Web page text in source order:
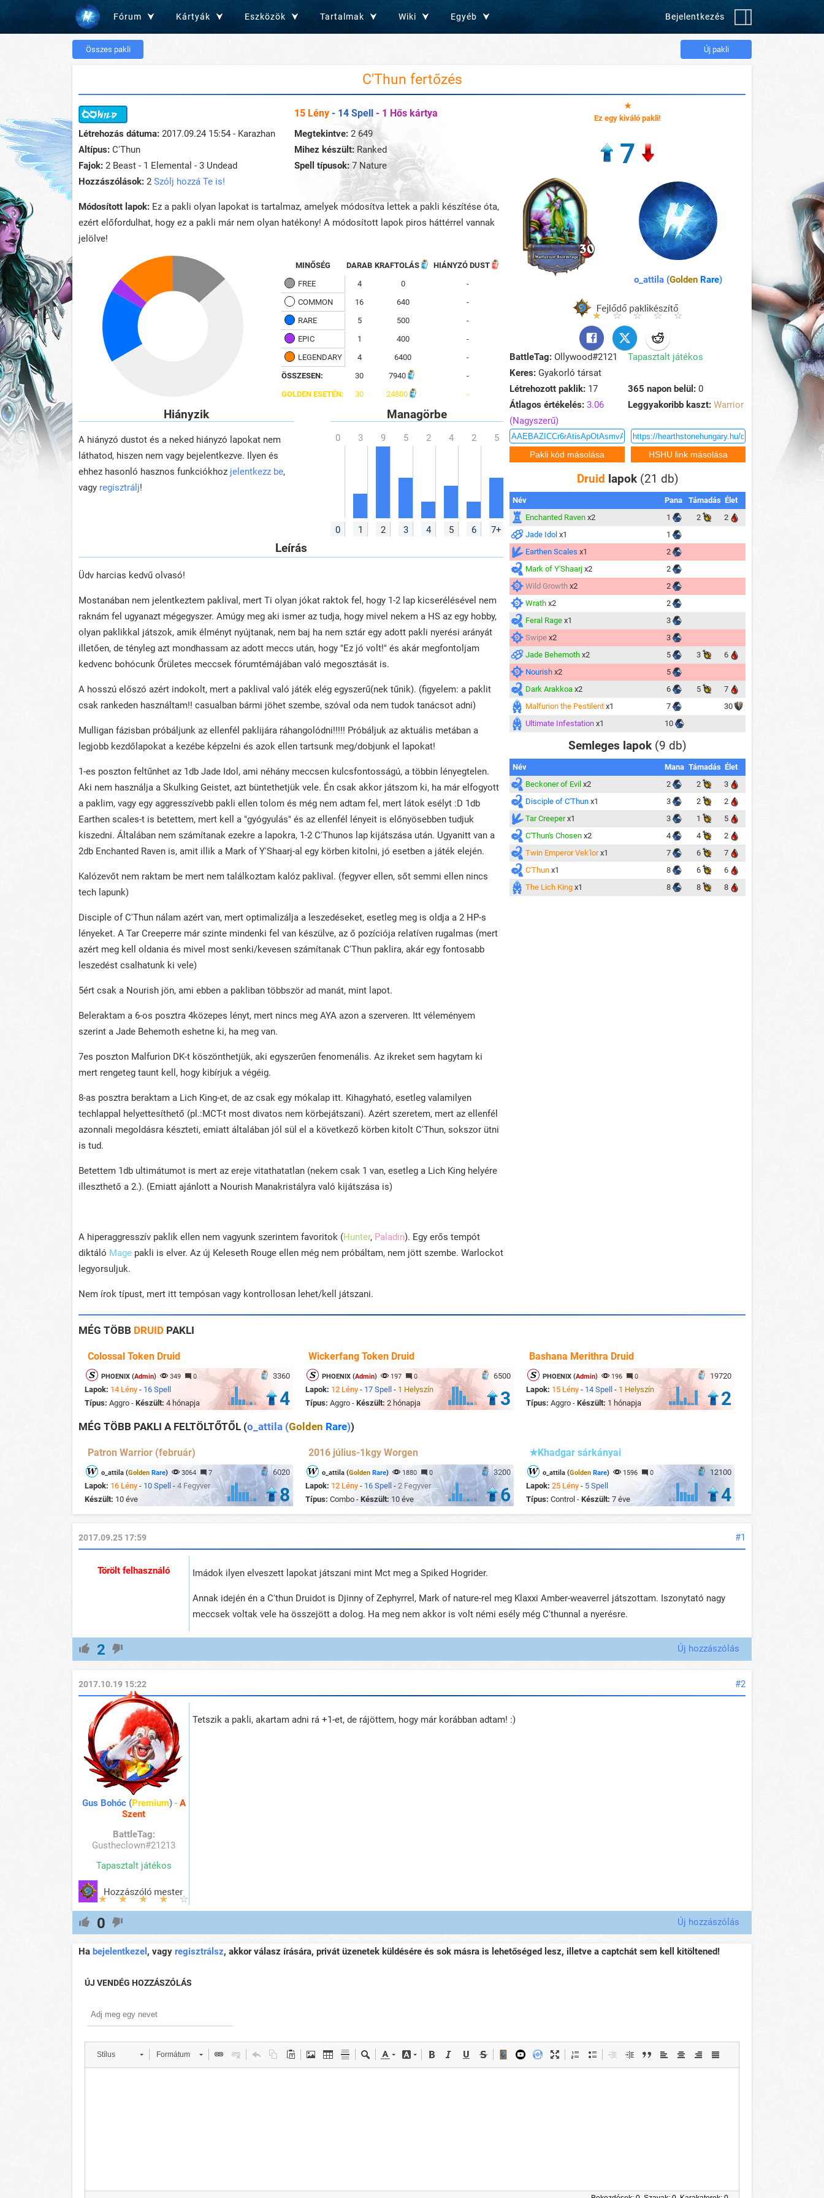
Fórum Kártyák Eszközök Tartalmak Wiki Egyéb Bejelentkezés
Összes pakli Új pakli
C'Thun fertőzés
15 Lény - 14 Spell- 1 Hős kártya
Létrehozás dátuma: 2017.09.24 15:54 - Karazhan Megtekintve:2 649
Altípus: C'Thun Mihez készült:Ranked
Fajok: 2 Beast - 1 Elemental - 3 Undead Spell típusok:7 Nature
Hozzászólások: 2 Szólj hozzá Te is!
Módosított lapok: Ez a pakli olyan lapokat is tartalmaz, amelyek módosítva lettek a pakli készítése óta,
ezért előfordulhat, hogy ez a pakli már nem olyan hatékony! A módosított lapok piros háttérrel vannak
jelölve!
MINŐSÉG DARAB KRAFTOLÁS
HIÁNYZÓ DUST
FREE
4 0
-
COMMON
16 640
-
RARE
5 500
-
EPIC
1 400
-
LEGENDARY
4 6400
-
ÖSSZESEN:
30 7940
-
GOLDEN ESETÉN:
30 24800 -
Hiányzik
A hiányzó dustot és a neked hiányzó lapokat nem
láthatod, hiszen nem vagy bejelentkezve. Ilyen és
ehhez hasonló hasznos funkciókhoz jelentkezz be,
vagy regisztrálj!
Managörbe
0 1 2 3 4 5 6 7+
Leírás
Üdv harcias kedvű olvasó!
Mostanában nem jelentkeztem paklival, mert Ti olyan jókat raktok fel, hogy 1-2 lap kicserélésével nem
raknám fel ugyanazt mégegyszer. Amúgy meg aki ismer az tudja, hogy mivel nekem a HS az egy hobby,
olyan paklikkal játszok, amik élményt nyújtanak, nem baj ha nem sztár egy adott pakli nyerési arányát
illetően, de tényleg azt mondhassam az adott meccs után, hogy "Ez jó volt!" és akár megfontoljam
kedvenc bohócunk Őrületes meccsek fórumtémájában való megosztását is.
A hosszú előszó azért indokolt, mert a paklival való játék elég egyszerű(nek tűnik). (figyelem: a paklit
csak rankeden használtam!! casualban bármi jöhet szembe, szóval oda nem tudok tanácsot adni)
Mulligan fázisban próbáljunk az ellenfél paklijára ráhangolódni!!!!! Próbáljuk az aktuális metában a
legjobb kezdőlapokat a kezébe képzelni és azok ellen tartsunk meg/dobjunk el lapokat!
1-es poszton feltűnhet az 1db Jade Idol, ami néhány meccsen kulcsfontosságú, a többin lényegtelen.
Aki nem használja a Skulking Geistet, azt büntethetjük vele. Én csak akkor játszom ki, ha már elfogyott
a paklim, vagy egy aggresszívebb pakli ellen tolom és még nem adtam fel, mert látok esélyt :D 1db
Earthen scales-t is betettem, mert kell a "gyógyulás" és az ellenfél lényeit is előnyösebben tudjuk
kiszedni. Általában nem számítanak ezekre a lapokra, 1-2 C'Thunos lap kijátszása után. Ugyanitt van a
2db Enchanted Raven is, amit illik a Mark of Y'Shaarj-al egy körben kitolni, jó esetben a játék elején.
Kalózevőt nem raktam be mert nem találkoztam kalóz paklival. (fegyver ellen, sőt semmi ellen nincs
tech lapunk)
Disciple of C'Thun nálam azért van, mert optimalizálja a leszedéseket, esetleg meg is oldja a 2 HP-s
lényeket. A Tar Creeperre már szinte mindenki fel van készülve, az ő pozíciója relatíven rugalmas (mert
azért meg kell oldania és mivel most senki/kevesen számítanak C'Thun paklira, akár egy fontosabb
leszedést csalhatunk ki vele)
5ért csak a Nourish jön, ami ebben a pakliban többször ad manát, mint lapot.
Beleraktam a 6-os posztra 4közepes lényt, mert nincs meg AYA azon a szerveren. Itt véleményem
szerint a Jade Behemoth eshetne ki, ha meg van.
7es poszton Malfurion DK-t köszönthetjük, aki egyszerűen fenomenális. Az ikreket sem hagytam ki
mert rengeteg taunt kell, hogy kibírjuk a végéig.
8-as posztra beraktam a Lich King-et, de az csak egy mókalap itt. Kihagyható, esetleg valamilyen
techlappal helyettesíthető (pl.:MCT-t most divatos nem körbejátszani). Azért szeretem, mert az ellenfél
azonnali megoldásra készteti, emiatt általában jól sül el a következő körben kitolt C'Thun, sokszor ütni
is tud.
Betettem 1db ultimátumot is mert az ereje vitathatatlan (nekem csak 1 van, esetleg a Lich King helyére
illeszthető a 2.). (Emiatt ajánlott a Nourish Manakristályra való kijátszása is)
A hiperaggresszív paklik ellen nem vagyunk szerintem favoritok (Hunter, Paladin). Egy erős tempót
diktáló Mage pakli is elver. Az új Keleseth Rouge ellen még nem próbáltam, nem jött szembe. Warlockot
legyorsuljuk.
Nem írok típust, mert itt tempósan vagy kontrollosan lehet/kell játszani.
★
Ez egy kiváló pakli!
7
o_attila (Golden Rare)
BattleTag: Ollywood#2121
Tapasztalt játékos
Keres: Gyakorló társat
Létrehozott paklik: 17 365 napon belül:0
Átlagos értékelés: 3.06
(Nagyszerű)
Leggyakoribb kaszt: Warrior
Druid lapok (21 db)
Név Pana Támadás Élet
Enchanted Raven x2 1 2
2
Jade Idol x1
1
Earthen Scales x1
2
Mark of Y'Shaarj x2
2
Wild Growth x2
2
Wrath x2
2
Feral Rage x1
3
Swipe x2
3
Jade Behemoth x2 5 3
6
Nourish x2
5
Dark Arakkoa x2 6 5
7
Malfurion the Pestilent x1 7
30
Ultimate Infestation x1 10
Semleges lapok (9 db)
Név Mana Támadás Élet
Beckoner of Evil x2 2 2
3
Disciple of C'Thun x1 3 2
2
Tar Creeper x1 3 1
5
C'Thun's Chosen x2 4 4
2
Twin Emperor Vek'lor x1 7 6
7
C'Thun x1 8 6
6
The Lich King x1 8 8 8
MÉG TÖBB DRUID PAKLI
Colossal Token Druid
3360
PHOENIX (Admin) 349 0
Lapok: 14 Lény - 16 Spell
Típus: Aggro - Készült: 4 hónapja 4
Wickerfang Token Druid
6500
PHOENIX (Admin) 197 0
Lapok: 12 Lény - 17 Spell - 1 Helyszín
Típus: Aggro - Készült: 2 hónapja 3
Bashana Merithra Druid
19720
PHOENIX (Admin) 196 0
Lapok: 15 Lény - 14 Spell - 1 Helyszín
Típus: Aggro - Készült: 1 hónapja 2
MÉG TÖBB PAKLI A FELTÖLTŐTŐL (o_attila (Golden Rare))
Patron Warrior (február)
6020
o_attila (Golden Rare) 3064 7
Lapok: 16 Lény - 10 Spell - 4 Fegyver
Készült: 10 éve 8
2016 július-1kgy Worgen
3200
o_attila (Golden Rare) 1880 0
Lapok: 12 Lény - 16 Spell - 2 Fegyver
Típus: Combo - Készült: 10 éve 6
★Khadgar sárkányai
12100
o_attila (Golden Rare) 1596 0
Lapok: 25 Lény - 5 Spell
Típus: Control - Készült: 7 éve 4
#1
2017.09.25 17:59
Törölt felhasználó Imádok ilyen elveszett lapokat játszani mint Mct meg a Spiked Hogrider.
Annak idején én a C'thun Druidot is Djinny of Zephyrrel, Mark of nature-rel meg Klaxxi Amber-weaverrel játszottam. Iszonytató nagy
meccsek voltak vele ha összejött a dolog. Ha meg nem akkor is volt némi esély még C'thunnal a nyerésre.
2 Új hozzászólás
#2
2017.10.19 15:22
Gus Bohóc (Premium)- A
Szent
BattleTag:
Gustheclown#21213
Tapasztalt játékos
Tetszik a pakli, akartam adni rá +1-et, de rájöttem, hogy már korábban adtam! :)
0 Új hozzászólás
Ha bejelentkezel , vagy regisztrálsz, akkor válasz írására, privát üzenetek küldésére és sok másra is lehetőséged lesz, illetve a captchát sem kell kitöltened!
ÚJ VENDÉG HOZZÁSZÓLÁS
Stílus Formátum